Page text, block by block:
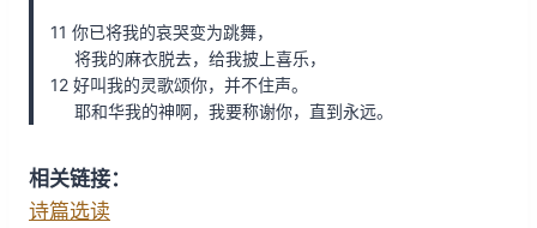
11 你已将我的哀哭变为跳舞，
将我的麻衣脱去，给我披上喜乐，
12 好叫我的灵歌颂你，并不住声。
耶和华我的神啊，我要称谢你，直到永远。
相关链接：
诗篇选读